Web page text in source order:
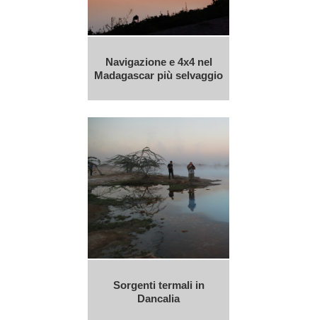
Navigazione e 4x4 nel
Madagascar più selvaggio
Sorgenti termali in
Dancalia